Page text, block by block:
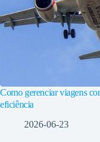
Como gerenciar viagens
eficiência
2026-06-23